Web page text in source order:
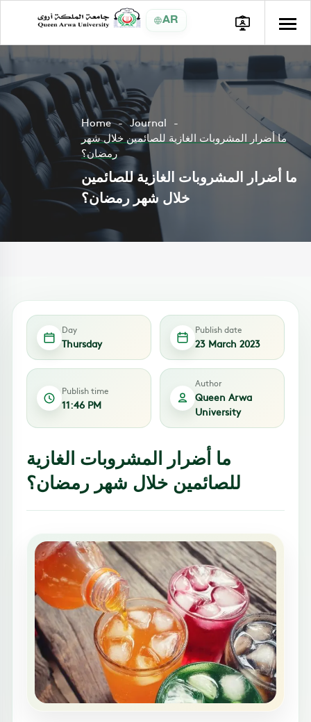
AR
Home
Journal
ما أضرار المشروبات الغازية للصائمين خلال شهر
رمضان؟
ما أضرار المشروبات الغازية للصائمين
خلال شهر رمضان؟
Day
Thursday
Publish date
23 March 2023
Publish time
11:46 PM
Author
Queen Arwa
University
ما أضرار المشروبات الغازية
للصائمين خلال شهر رمضان؟